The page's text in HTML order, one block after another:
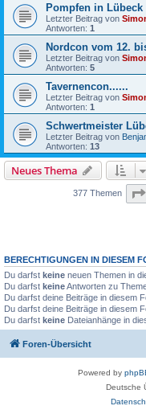
Pompfen in Lübeck
Letzter Beitrag von
Antworten: 1
Nordcon vom 12.
Letzter Beitrag von
Antworten: 5
Tavernencon......
Letzter Beitrag von
Antworten: 1
Schwertmeister
Letzter Beitrag von
Antworten: 13
Neues Thema
377 Themen
BERECHTIGUNGEN IN DIESEM
Du darfst keine neuen Themen in
Du darfst keineAntworten zu
Du darfst deine Beiträge in diesem
Du darfst deine Beiträge in diesem
Du darfst keine Dateianhänge in
Foren-Übersicht
Powered by
Deutsche